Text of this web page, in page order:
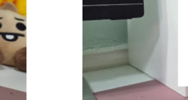
Seda